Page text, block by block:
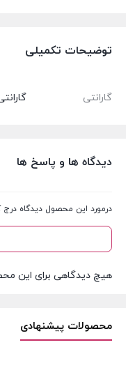
توضیحات تکمیلی
گارانتی
دیدگاه ها و پاسخ ها
درمورد این محصول دیدگاه درج
هیچ دیدگاهی برای این
محصولات پیشنهادی